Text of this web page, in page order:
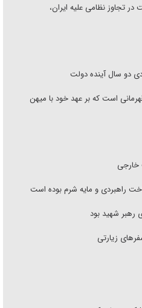
تجاوز نظامی علیه ایران،
دو سال آینده دولت
است که بر عهد خود با میهن
خارجی
راهبردی و مایه شرم بوده است
شهید بود
زیارتی